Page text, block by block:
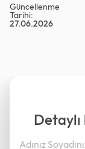
Güncellenme
Tarihi:
27.06.2026